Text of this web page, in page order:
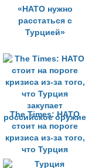
«НАТО нужно
расстаться с
Турцией»
The Times: НАТО
стоит на пороге
кризиса из-за того,
что Турция
закупает